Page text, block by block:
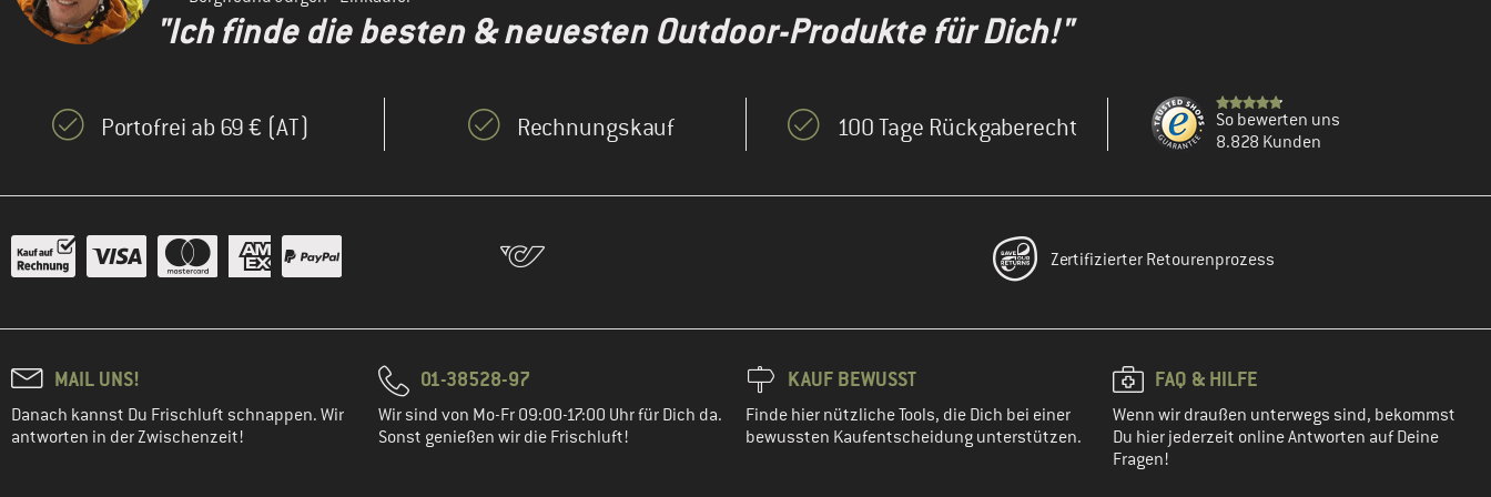
"Ich finde die besten & neuesten Outdoor-Produkte für Dich!"
Portofrei ab 69 € (AT) Rechnungskauf 100 Tage Rückgaberecht
So bewerten uns
8.828 Kunden
Zertifizierter Retourenprozess
MAIL UNS!
Danach kannst Du Frischluft schnappen. Wir
antworten in der Zwischenzeit!
01-38528-97
Wir sind von Mo-Fr 09:00-17:00 Uhr für Dich da.
Sonst genießen wir die Frischluft!
KAUF BEWUSST
Finde hier nützliche Tools, die Dich bei einer
bewussten Kaufentscheidung unterstützen.
FAQ & HILFE
Wenn wir draußen unterwegs sind, bekommst
Du hier jederzeit online Antworten auf Deine
Fragen!